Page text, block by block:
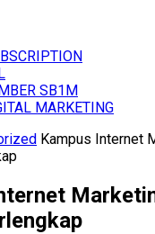
SB1M
MARKETING
Kampus Internet